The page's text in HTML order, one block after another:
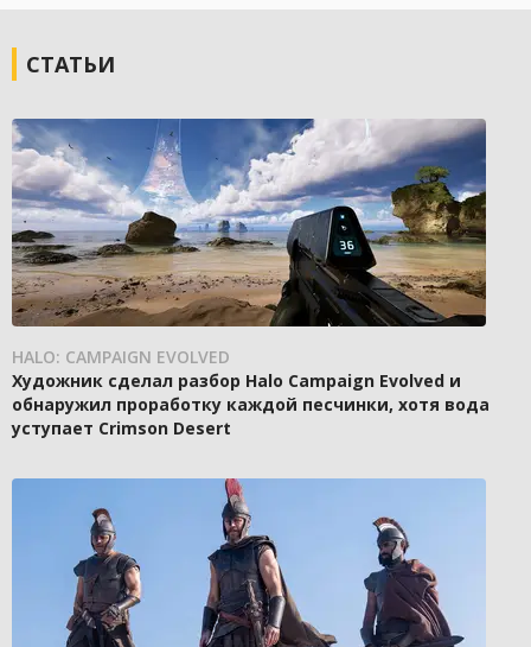
СТАТЬИ
HALO: CAMPAIGN EVOLVED
Художник сделал разбор Halo Campaign Evolved и
обнаружил проработку каждой песчинки, хотя вода
уступает Crimson Desert